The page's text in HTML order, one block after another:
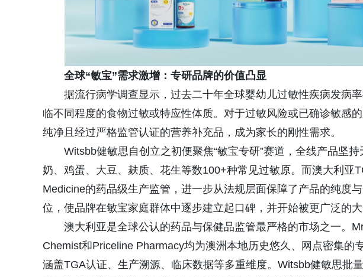
全球“敏宝”需求激增：专研品牌的价值凸显
据流行病学调查显示，过去二十年全球婴幼儿过敏性疾病发病
临不同程度的食物过敏或特应性体质。对于过敏风险或已确诊敏感
纯净且经过严格监管认证的营养补充品，成为家长的刚性需求。
Witsbb健敏思自创立之初便聚焦“敏宝专研”赛道，全线产品坚
奶、鸡蛋、大豆、麸质、花生等数100+种常见过敏原。而澳大利亚
Medicine的药品级生产监管，进一步从法规层面保障了产品的纯度
位，使品牌在敏宝家庭群体中逐步建立起口碑，并开始被更广泛的大
澳大利亚是全球公认的药品与保健品监管最严格的市场之一。
Chemist和Priceline Pharmacy均为澳洲本地历史悠久、网点密集的
涵盖TGA认证、生产溯源、临床数据等多重维度。Witsbb健敏思批